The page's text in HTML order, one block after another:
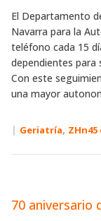
El Departamento
Navarra para la
teléfono cada 15
dependientes para
Con este
una mayor
| Geriatría,
70 aniversario